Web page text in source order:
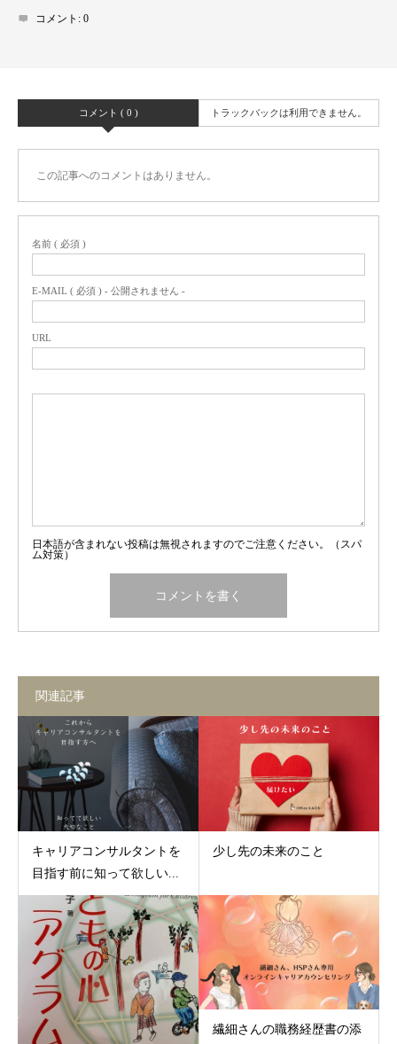
コメント: 0
コメント ( 0 ) トラックバックは利用できません。
この記事へのコメントはありません。
名前 ( 必須 )
E-MAIL ( 必須 ) - 公開されません -
URL
日本語が含まれない投稿は無視されますのでご注意ください。（スパ
ム対策）
関連記事
キャリアコンサルタントを
目指す前に知って欲しい...
少し先の未来のこと
繊細さんの職務経歴書の添